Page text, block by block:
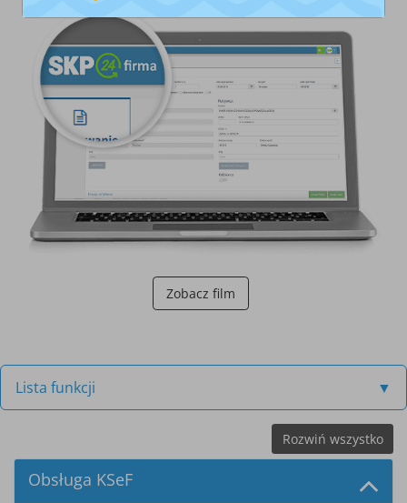
Zobacz film
Lista funkcji ▼
Rozwiń wszystko
Obsługa KSeF